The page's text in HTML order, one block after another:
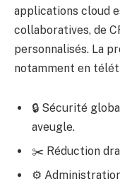
applications cloud
collaboratives, de
personnalisés. La
notamment en
🔒 Sécurité
aveugle.
✂️ Réduction
⚙️